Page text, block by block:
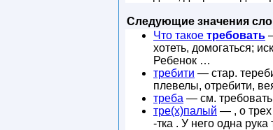
Следующие значения
Что такое требовать
хотеть, домогаться;
Ребенок …
требити — стар.
плевелы, отребити,
треба — см. требовать
тре(х)палый — , о трех
-тка . У него одна